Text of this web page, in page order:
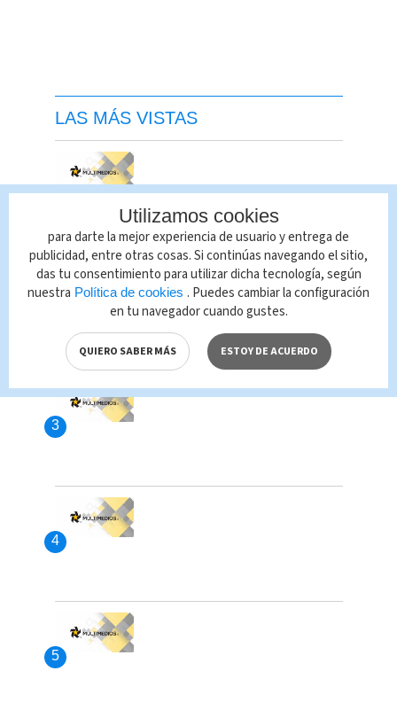
LAS MÁS VISTAS
Utilizamos cookies
para darte la mejor experiencia de usuario y entrega de
publicidad, entre otras cosas. Si continúas navegando el sitio,
das tu consentimiento para utilizar dicha tecnología, según
nuestra Política de cookies . Puedes cambiar la configuración
en tu navegador cuando gustes.
QUIERO SABER MÁS ESTOY DE ACUERDO